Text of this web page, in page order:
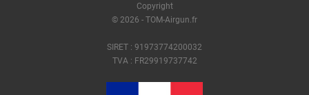
Copyright
© 2026 - TOM-Airgun.fr
SIRET : 91973774200032
TVA : FR29919737742